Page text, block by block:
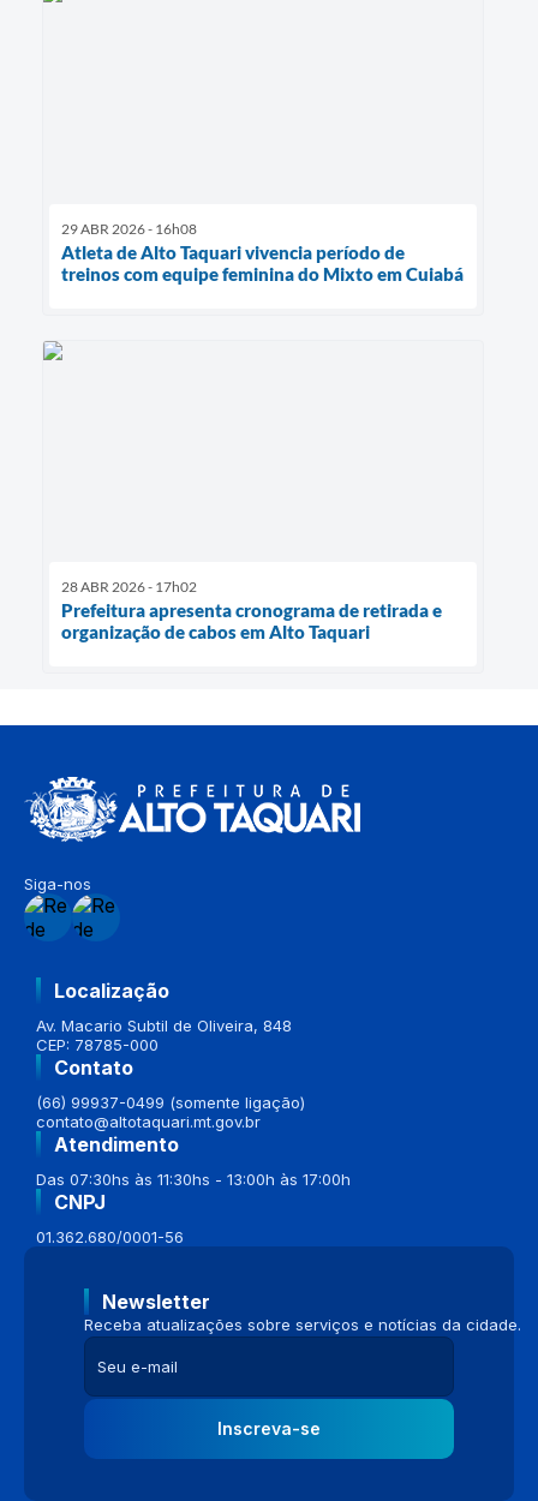
29 ABR 2026 - 16h08
Atleta de Alto Taquari vivencia período de
treinos com equipe feminina do Mixto em Cuiabá
28 ABR 2026 - 17h02
Prefeitura apresenta cronograma de retirada e
organização de cabos em Alto Taquari
Siga-nos
Localização
Av. Macario Subtil de Oliveira, 848
CEP: 78785-000
Contato
(66) 99937-0499 (somente ligação)
contato@altotaquari.mt.gov.br
Atendimento
Das 07:30hs às 11:30hs - 13:00h às 17:00h
CNPJ
01.362.680/0001-56
Newsletter
Receba atualizações sobre serviços e notícias da cidade.
Inscreva-se